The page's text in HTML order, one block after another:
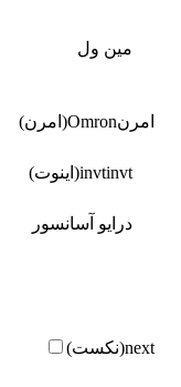
مین ول
امرنOmron(امرن)
invtinvt(اینوت)
درایو آسانسور
next(نکست)